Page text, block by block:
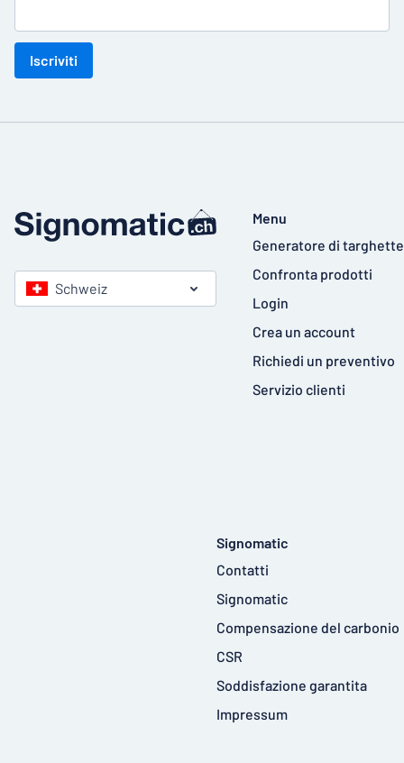
Iscriviti
Schweiz
Menu
Generatore di targhette
Confronta prodotti
Login
Crea un account
Richiedi un preventivo
Servizio clienti
Signomatic
Contatti
Signomatic
Compensazione del carbonio
CSR
Soddisfazione garantita
Impressum